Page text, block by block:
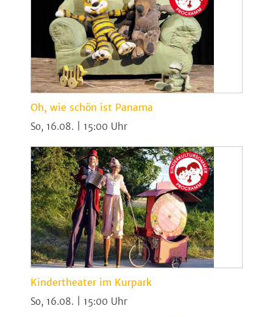
Oh, wie schön ist Panama
So, 16.08. | 15:00
Kindertheater im Kurpark
So, 16.08. | 15:00